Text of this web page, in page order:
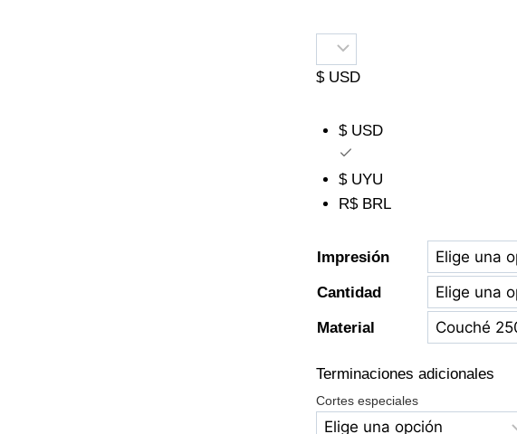
$ USD
$ USD
$ UYU
R$ BRL
Impresión
Cantidad
Material
Terminaciones adicionales
Cortes especiales